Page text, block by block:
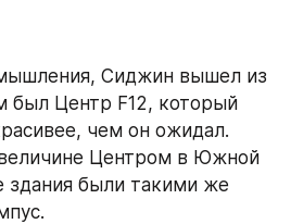
Сиджин вышел из
Центр F12, который
чем он ожидал.
Центром в Южной
здания были такими же